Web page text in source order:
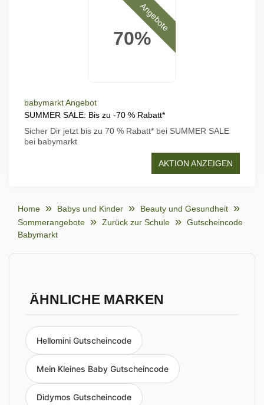
70%
Angebote
babymarkt Angebot
SUMMER SALE: Bis zu -70 % Rabatt*
Sicher Dir jetzt bis zu 70 % Rabatt* bei SUMMER SALE
bei babymarkt
AKTION ANZEIGEN
Home Babys und Kinder
Beauty und Gesundheit
Sommerangebote
Zurück zur Schule
Gutscheincode
Babymarkt
ÄHNLICHE MARKEN
Hellomini Gutscheincode
Mein Kleines Baby Gutscheincode
Didymos Gutscheincode